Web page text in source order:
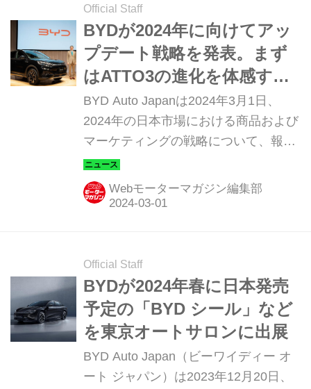
Official Staff
BYDが2024年に向けてアッ
プデート戦略を発表。まず
はATTO3の進化を体感する
ところから始めよう
BYD Auto Japanは2024年3月1日、
2024年の日本市場における商品および
マーケティングの戦略について、報道
陣向けの発表会を行いました。プロダ
クト／体験機会／コミュニケーション
という3つの要素をアップデートする
Webモーターマガジン編集部
Official Staff
BYDが2024年春に日本発売
予定の「BYD シール」など
を東京オートサロンに出展
BYD Auto Japan（ビーワイディー オ
ート ジャパン）は2023年12月20日、